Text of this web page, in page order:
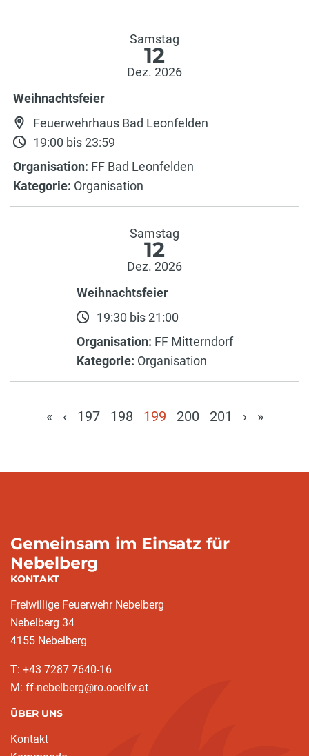
Samstag
12
Dez. 2026
Weihnachtsfeier
Feuerwehrhaus Bad Leonfelden
19:00 bis 23:59
Organisation: FF Bad Leonfelden
Kategorie: Organisation
Samstag
12
Dez. 2026
Weihnachtsfeier
19:30 bis 21:00
Organisation: FF Mitterndorf
Kategorie: Organisation
« ‹ 197 198 199 200 201 › »
Gemeinsam im Einsatz für
Nebelberg
KONTAKT
Freiwillige Feuerwehr Nebelberg
Nebelberg 34
4155 Nebelberg
T: +43 7287 7640-16
M: ff-nebelberg@ro.ooelfv.at
ÜBER UNS
Kontakt